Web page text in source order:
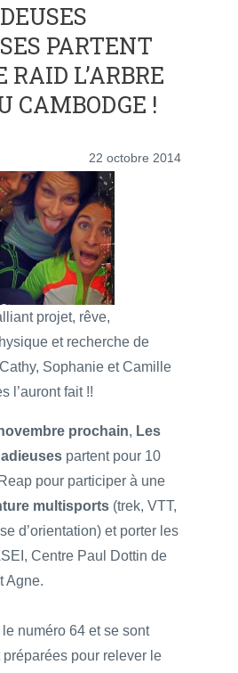
PARTENT
RAID L’ARBRE
CAMBODGE !
22 octobre 2014
projet, rêve,
et recherche de
Sophanie et Camille
l’auront fait !!
prochain, Les
partent pour 10
pour participer à une
multisports (trek, VTT,
d’orientation) et porter les
Centre Paul Dottin de
Agne.
numéro 64 et se sont
pour relever le